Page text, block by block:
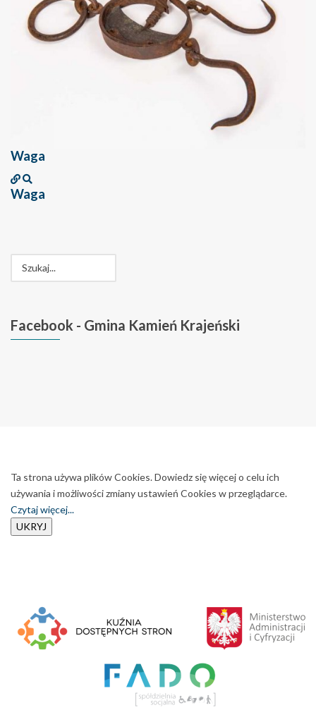
Waga
Waga
Facebook - Gmina Kamień Krajeński
Ta strona używa plików Cookies. Dowiedz się więcej o celu ich
używania i możliwości zmiany ustawień Cookies w przeglądarce.
Czytaj więcej...